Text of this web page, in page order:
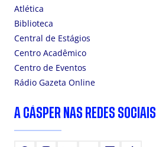
Atlética
Biblioteca
Central de Estágios
Centro Acadêmico
Centro de Eventos
Rádio Gazeta Online
A CÁSPER NAS REDES SOCIAIS